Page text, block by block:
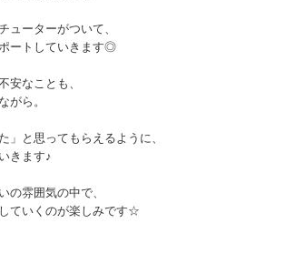
ューターがついて、
ートしていきます◎
安なことも、
がら。
」と思ってもらえるように、
きます♪
の雰囲気の中で、
ていくのが楽しみです☆